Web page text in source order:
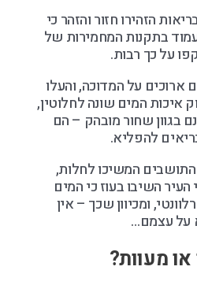
הזהירו חזור והזהר כי
בתקנות המחמירות של
על כך רבות.
ארוכים על המדוכה, והעלו
איכות המים שונה לחלוטין,
בגוון שחור מובהק – הם
להפליא.
המשיכו לחלות,
השיבו בעוז כי המים
ומכיוון שכך – אין
על עצמם…
מעוות?